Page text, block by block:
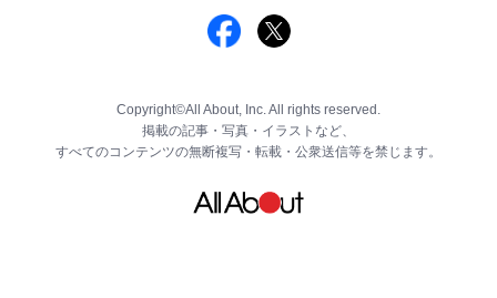
Copyright©All About, Inc. All rights reserved.
掲載の記事・写真・イラストなど、
すべてのコンテンツの無断複写・転載・公衆送信等を禁じます。